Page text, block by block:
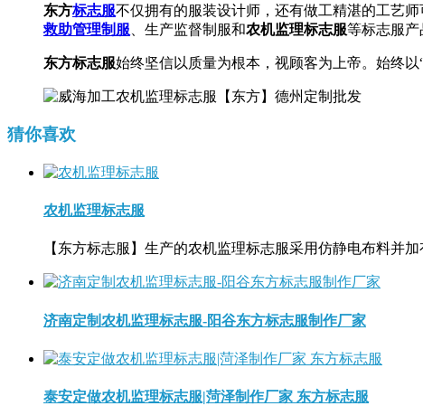
东方标志服不仅拥有的服装设计师，还有做工精湛的工艺
救助管理制服 、生产监督制服和农机监理标志服等标志服产
东方标志服始终坚信以质量为根本，视顾客为上帝。始终
猜你喜欢
农机监理标志服
【东方标志服】生产的农机监理标志服采用仿静电布料并
济南定制农机监理标志服-阳谷东方标志服制作厂家
泰安定做农机监理标志服|菏泽制作厂家 东方标志服